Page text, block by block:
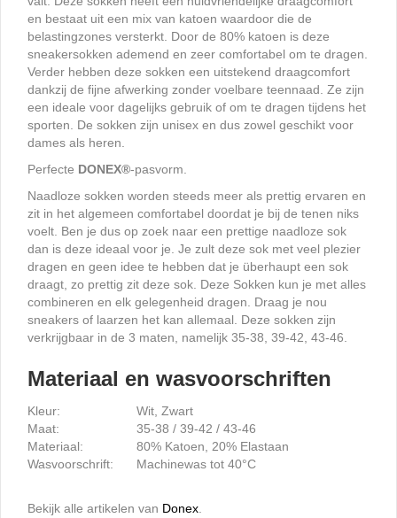
en bestaat uit een mix van katoen waardoor die de
belastingzones versterkt. Door de 80% katoen is deze
sneakersokken ademend en zeer comfortabel om te dragen.
Verder hebben deze sokken een uitstekend draagcomfort
dankzij de fijne afwerking zonder voelbare teennaad. Ze zijn
een ideale voor dagelijks gebruik of om te dragen tijdens het
sporten. De sokken zijn unisex en dus zowel geschikt voor
dames als heren.
Perfecte DONEX®-pasvorm.
Naadloze sokken worden steeds meer als prettig ervaren en
zit in het algemeen comfortabel doordat je bij de tenen niks
voelt. Ben je dus op zoek naar een prettige naadloze sok
dan is deze ideaal voor je. Je zult deze sok met veel plezier
dragen en geen idee te hebben dat je überhaupt een sok
draagt, zo prettig zit deze sok. Deze Sokken kun je met alles
combineren en elk gelegenheid dragen. Draag je nou
sneakers of laarzen het kan allemaal. Deze sokken zijn
verkrijgbaar in de 3 maten, namelijk 35-38, 39-42, 43-46.
Materiaal en wasvoorschriften
Kleur:
Wit, Zwart
Maat:
35-38 / 39-42 / 43-46
Materiaal:
80% Katoen, 20% Elastaan
Wasvoorschrift:
Machinewas tot 40°C
Bekijk alle artikelen van Donex